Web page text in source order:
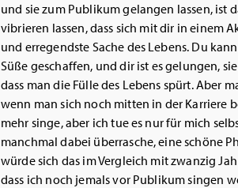
und sie zum Publikum gelangen lassen, ist
vibrieren lassen, dass sich mit dir in einem
und erregendste Sache des Lebens. Du
Süße geschaffen, und dir ist es gelungen,
dass man die Fülle des Lebens spürt. Aber
wenn man sich noch mitten in der Karriere
mehr singe, aber ich tue es nur für mich
manchmal dabei überrasche, eine schöne
würde sich das im Vergleich mit zwanzig
dass ich noch jemals vor Publikum singen